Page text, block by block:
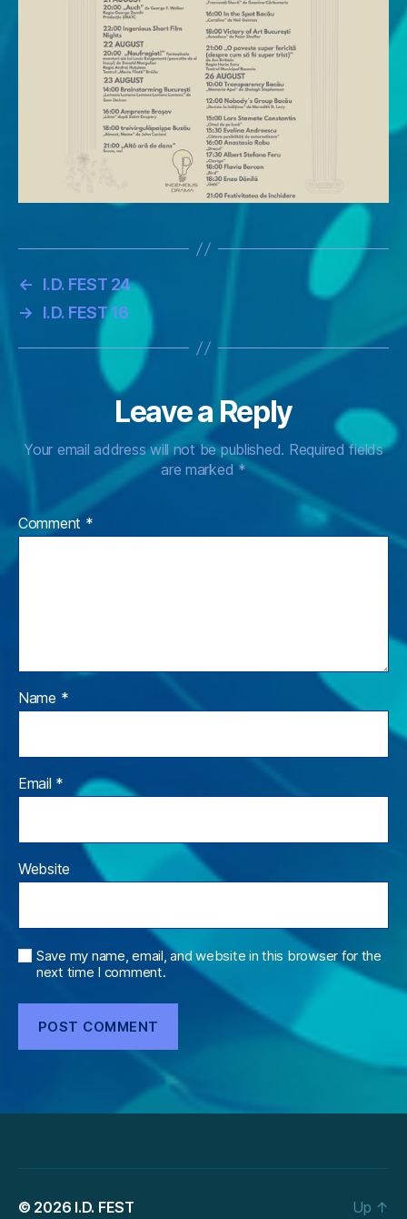
←
I.D. FEST 24
→
I.D. FEST 16
Leave a Reply
Your email address will not be published. Required fields
are marked*
Comment *
Name *
Email *
Website
Save my name, email, and website in this browser for the
next time I comment.
© 2026 I.D. FEST Up ↑